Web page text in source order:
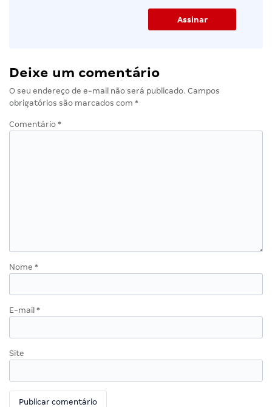
Deixe um comentário
O seu endereço de e-mail não será publicado. Campos
obrigatórios são marcados com *
Comentário *
Nome *
E-mail *
Site